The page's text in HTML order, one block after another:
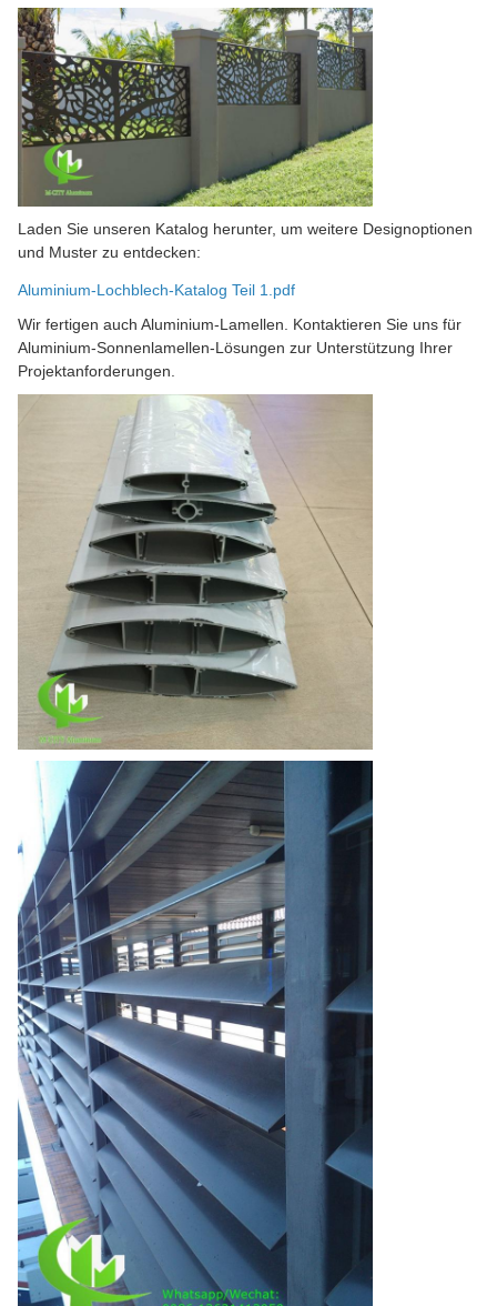
Laden Sie unseren Katalog herunter, um weitere Designoptionen
und Muster zu entdecken:
Aluminium-Lochblech-Katalog Teil 1.pdf
Wir fertigen auch Aluminium-Lamellen. Kontaktieren Sie uns für
Aluminium-Sonnenlamellen-Lösungen zur Unterstützung Ihrer
Projektanforderungen.